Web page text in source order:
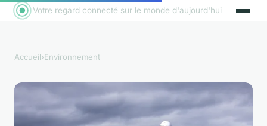
Votre regard connecté sur le monde d'aujourd'hui
Accueil›Environnement